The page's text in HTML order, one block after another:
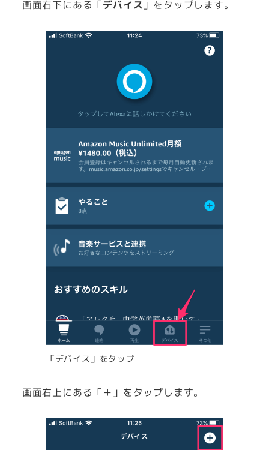
画面右下にある「デバイス 」をタップします。
「デバイス」をタップ
画面右上にある「＋ 」をタップします。